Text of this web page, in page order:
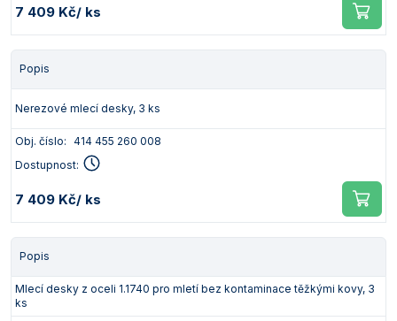
7 409 Kč/ ks
Popis
Nerezové mlecí desky, 3 ks
Obj. číslo: 414 455 260 008
Dostupnost:
7 409 Kč/ ks
Popis
Mlecí desky z oceli 1.1740 pro mletí bez kontaminace těžkými kovy, 3
ks